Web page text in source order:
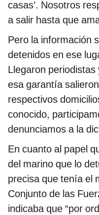
casas’. Nosotros
a salir hasta que
Pero la información
detenidos en ese
Llegaron
esa garantía
respectivos
conocido,
denunciamos a la
En cuanto al papel
del marino que lo
precisa que tenía el
Conjunto de las
indicaba que “por